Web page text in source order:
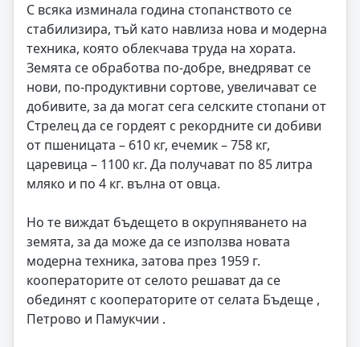
С всяка изминала година стопанството се
стабилизира, тъй като навлиза нова и модерна
техника, която облекчава труда на хората.
Земята се обработва по-добре, внедряват се
нови, по-продуктивни сортове, увеличават се
добивите, за да могат сега селските стопани от
Стрелец да се гордеят с рекордните си добиви
от пшеницата – 610 кг, ечемик – 758 кг,
царевица – 1100 кг. Да получават по 85 литра
мляко и по 4 кг. вълна от овца.
Но те виждат бъдещето в окрупняването на
земята, за да може да се използва новата
модерна техника, затова през 1959 г.
кооператорите от селото решават да се
обединят с кооператорите от селата Бъдеще ,
Петрово и Памукчии .